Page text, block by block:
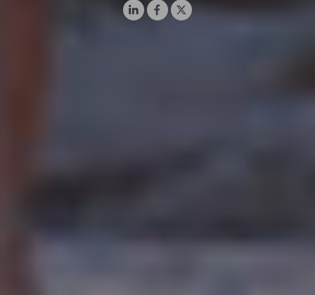
LinkedInFacebook
X